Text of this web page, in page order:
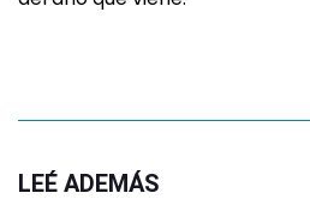
LEÉ ADEMÁS